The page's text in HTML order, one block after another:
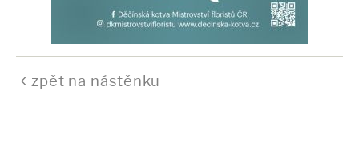
zpět na nástěnku